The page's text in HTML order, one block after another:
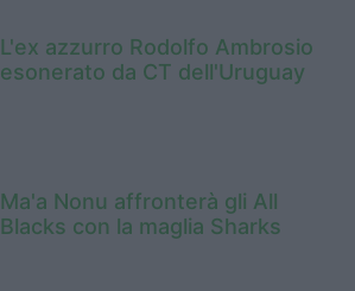
L'ex azzurro Rodolfo Ambrosio
esonerato da CT dell'Uruguay
Ma'a Nonu affronterà gli All
Blacks con la maglia Sharks